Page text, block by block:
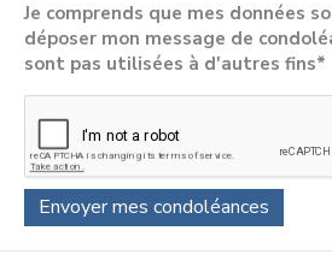
Je comprends que mes données
déposer mon message de
sont pas utilisées à d'autres fins*